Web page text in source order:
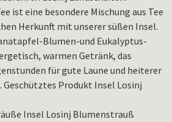
ist eine besondere Mischung aus Tee
Herkunft mit unserer süßen Insel.
Blumen-und Eukalyptus-
warmen Getränk, das
für gute Laune und heiterer
Geschütztes Produkt Insel Losinj
Insel Losinj Blumenstrauß